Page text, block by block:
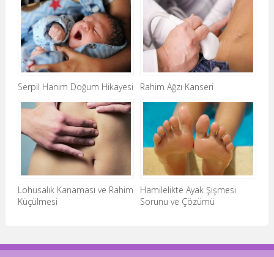
Serpil Hanım Doğum Hikayesi Rahim Ağzı Kanseri
Lohusalık Kanaması ve Rahim
Küçülmesi
Hamilelikte Ayak Şişmesi
Sorunu ve Çözümü